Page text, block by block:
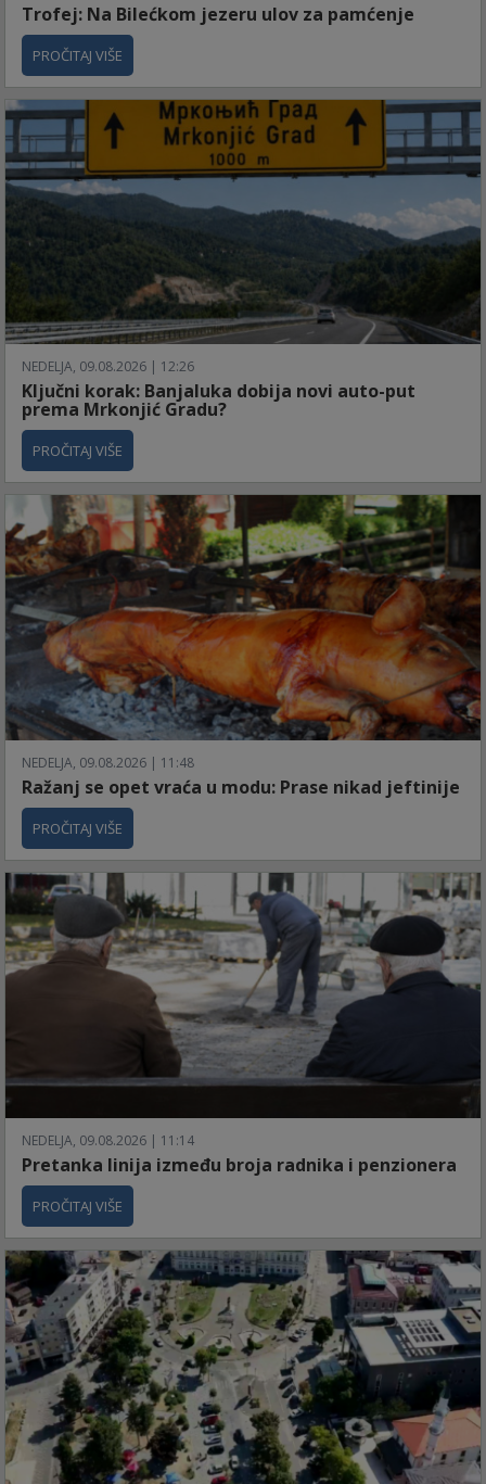
Trofej: Na Bilećkom jezeru ulov za pamćenje
PROČITAJ VIŠE
NEDELJA, 09.08.2026 | 12:26
Ključni korak: Banjaluka dobija novi auto-put
prema Mrkonjić Gradu?
PROČITAJ VIŠE
NEDELJA, 09.08.2026 | 11:48
Ražanj se opet vraća u modu: Prase nikad jeftinije
PROČITAJ VIŠE
NEDELJA, 09.08.2026 | 11:14
Pretanka linija između broja radnika i penzionera
PROČITAJ VIŠE